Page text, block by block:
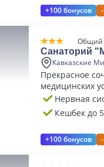
+100 бонусов
Общий
Санаторий
Кавказские
Прекрасное
медицинских
Нервная
Кешбек до
+100 бонусов